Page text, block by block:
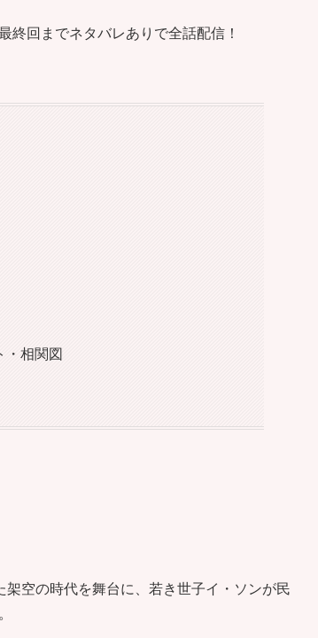
終回までネタバレありで全話配信！
・相関図
架空の時代を舞台に、若き世子イ・ソンが民